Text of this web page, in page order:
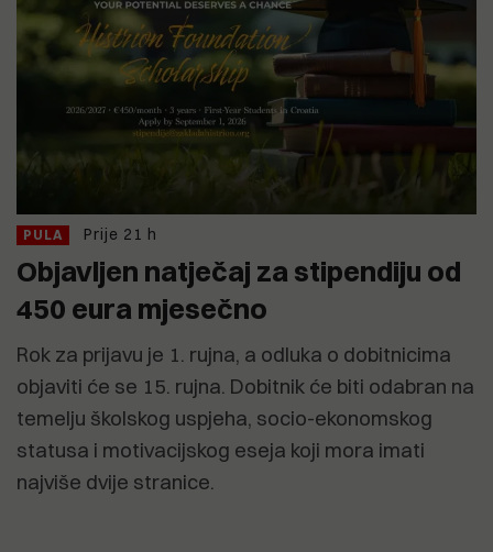
PULA Prije 21 h
Objavljen natječaj za stipendiju od
450 eura mjesečno
Rok za prijavu je 1. rujna, a odluka o dobitnicima
objaviti će se 15. rujna. Dobitnik će biti odabran na
temelju školskog uspjeha, socio-ekonomskog
statusa i motivacijskog eseja koji mora imati
najviše dvije stranice.